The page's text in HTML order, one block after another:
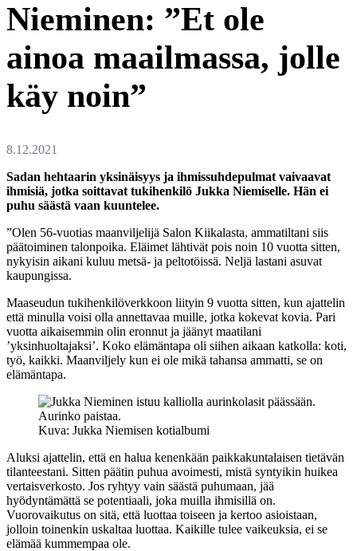
Nieminen: ”Et ole
ainoa maailmassa, jolle
käy noin”
Sadan hehtaarin yksinäisyys ja ihmissuhdepulmat vaivaavat
ihmisiä, jotka soittavat tukihenkilö Jukka Niemiselle. Hän ei
puhu säästä vaan kuuntelee.
”Olen 56-vuotias maanviljelijä Salon Kiikalasta, ammatiltani siis
päätoiminen talonpoika. Eläimet lähtivät pois noin 10 vuotta sitten,
nykyisin aikani kuluu metsä- ja peltotöissä. Neljä lastani asuvat
kaupungissa.
Maaseudun tukihenkilöverkkoon liityin 9 vuotta sitten, kun ajattelin
että minulla voisi olla annettavaa muille, jotka kokevat kovia. Pari
vuotta aikaisemmin olin eronnut ja jäänyt maatilani
’yksinhuoltajaksi’. Koko elämäntapa oli siihen aikaan katkolla: koti,
työ, kaikki. Maanviljely kun ei ole mikä tahansa ammatti, se on
elämäntapa.
Kuva: Jukka Niemisen kotialbumi
Aluksi ajattelin, että en halua kenenkään paikkakuntalaisen tietävän
tilanteestani. Sitten päätin puhua avoimesti, mistä syntyikin huikea
vertaisverkosto. Jos ryhtyy vain säästä puhumaan, jää
hyödyntämättä se potentiaali, joka muilla ihmisillä on.
Vuorovaikutus on sitä, että luottaa toiseen ja kertoo asioistaan,
jolloin toinenkin uskaltaa luottaa. Kaikille tulee vaikeuksia, ei se
elämää kummempaa ole.